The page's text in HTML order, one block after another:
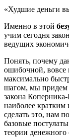
«Худшие деньги
Именно в этой
учим сегодня
ведущих
Понять, почему
ошибочной, вовсе
максимально
шагом, мы придем
закона
наиболее
сделать это, нам
базовые
теории денежного